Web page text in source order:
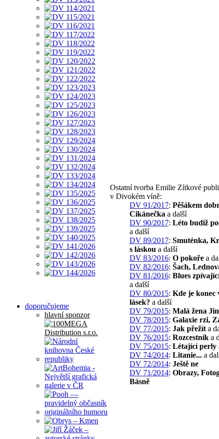
doporučujeme
hlavní sponzor
Ostatní tvorba Emilie Zítkové
v Divokém víně:
DV 91/2017: Pěšákem
Cikánečka a další
DV 90/2017: Léto budiž
a další
DV 89/2017: Smuténka,
s láskou a další
DV 83/2016: O pokoře a
DV 82/2016: Šach,
DV 81/2016: Blues
a další
DV 80/2015: Kde je konec
lásek? a další
DV 79/2015: Malá žena
DV 78/2015: Galaxie rzi,
DV 77/2015: Jak přežít a
DV 76/2015: Rozcestník a
DV 75/2015: Létající perly
DV 74/2014: Litanie... a
DV 72/2014: Ještě ne
DV 71/2014: Obrazy,
Básně